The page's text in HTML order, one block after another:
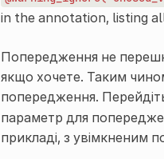
in the annotation, listing
Попередження не
якщо хочете. Таким
попередження.
параметр для
прикладі, з увімкненим